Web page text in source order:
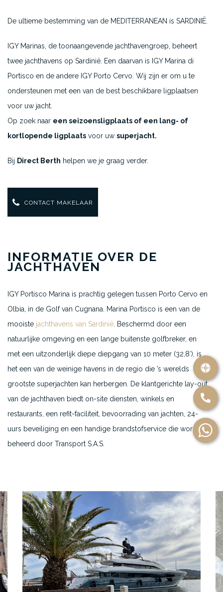
De ultieme bestemming van de MEDITERRANEAN is SARDINIË.
IGY Marinas, de toonaangevende jachthavengroep, beheert
twee jachthavens op Sardinië. Een daarvan is IGY Marina di
Portisco en de andere IGY Porto Cervo. Wij zijn er om u te
ondersteunen met een van de best beschikbare ligplaatsen
voor uw jacht.
Op zoek naar een seizoensligplaats of een lang- of
kortlopende ligplaats voor uw superjacht.
Bij Direct Berth helpen we je graag verder.
CONTACT MAKELAAR
INFORMATIE OVER DE
JACHTHAVEN
IGY Portisco Marina is prachtig gelegen tussen Porto Cervo en
Olbia, in de Golf van Cugnana. Marina Portisco is een van de
mooiste jachthavens van Sardinië . Beschermd door een
natuurlijke omgeving en een lange buitenste golfbreker, en
met een uitzonderlijk diepe diepgang van 10 meter (32,8′), is
het een van de weinige havens in de regio die ’s werelds
grootste superjachten kan herbergen. De klantgerichte lay-out
van de jachthaven biedt on-site diensten, winkels en
restaurants, een refit-faciliteit, bevoorrading van jachten, 24-
uurs beveiliging en een handige brandstofservice die wordt
beheerd door Transport S.A.S.